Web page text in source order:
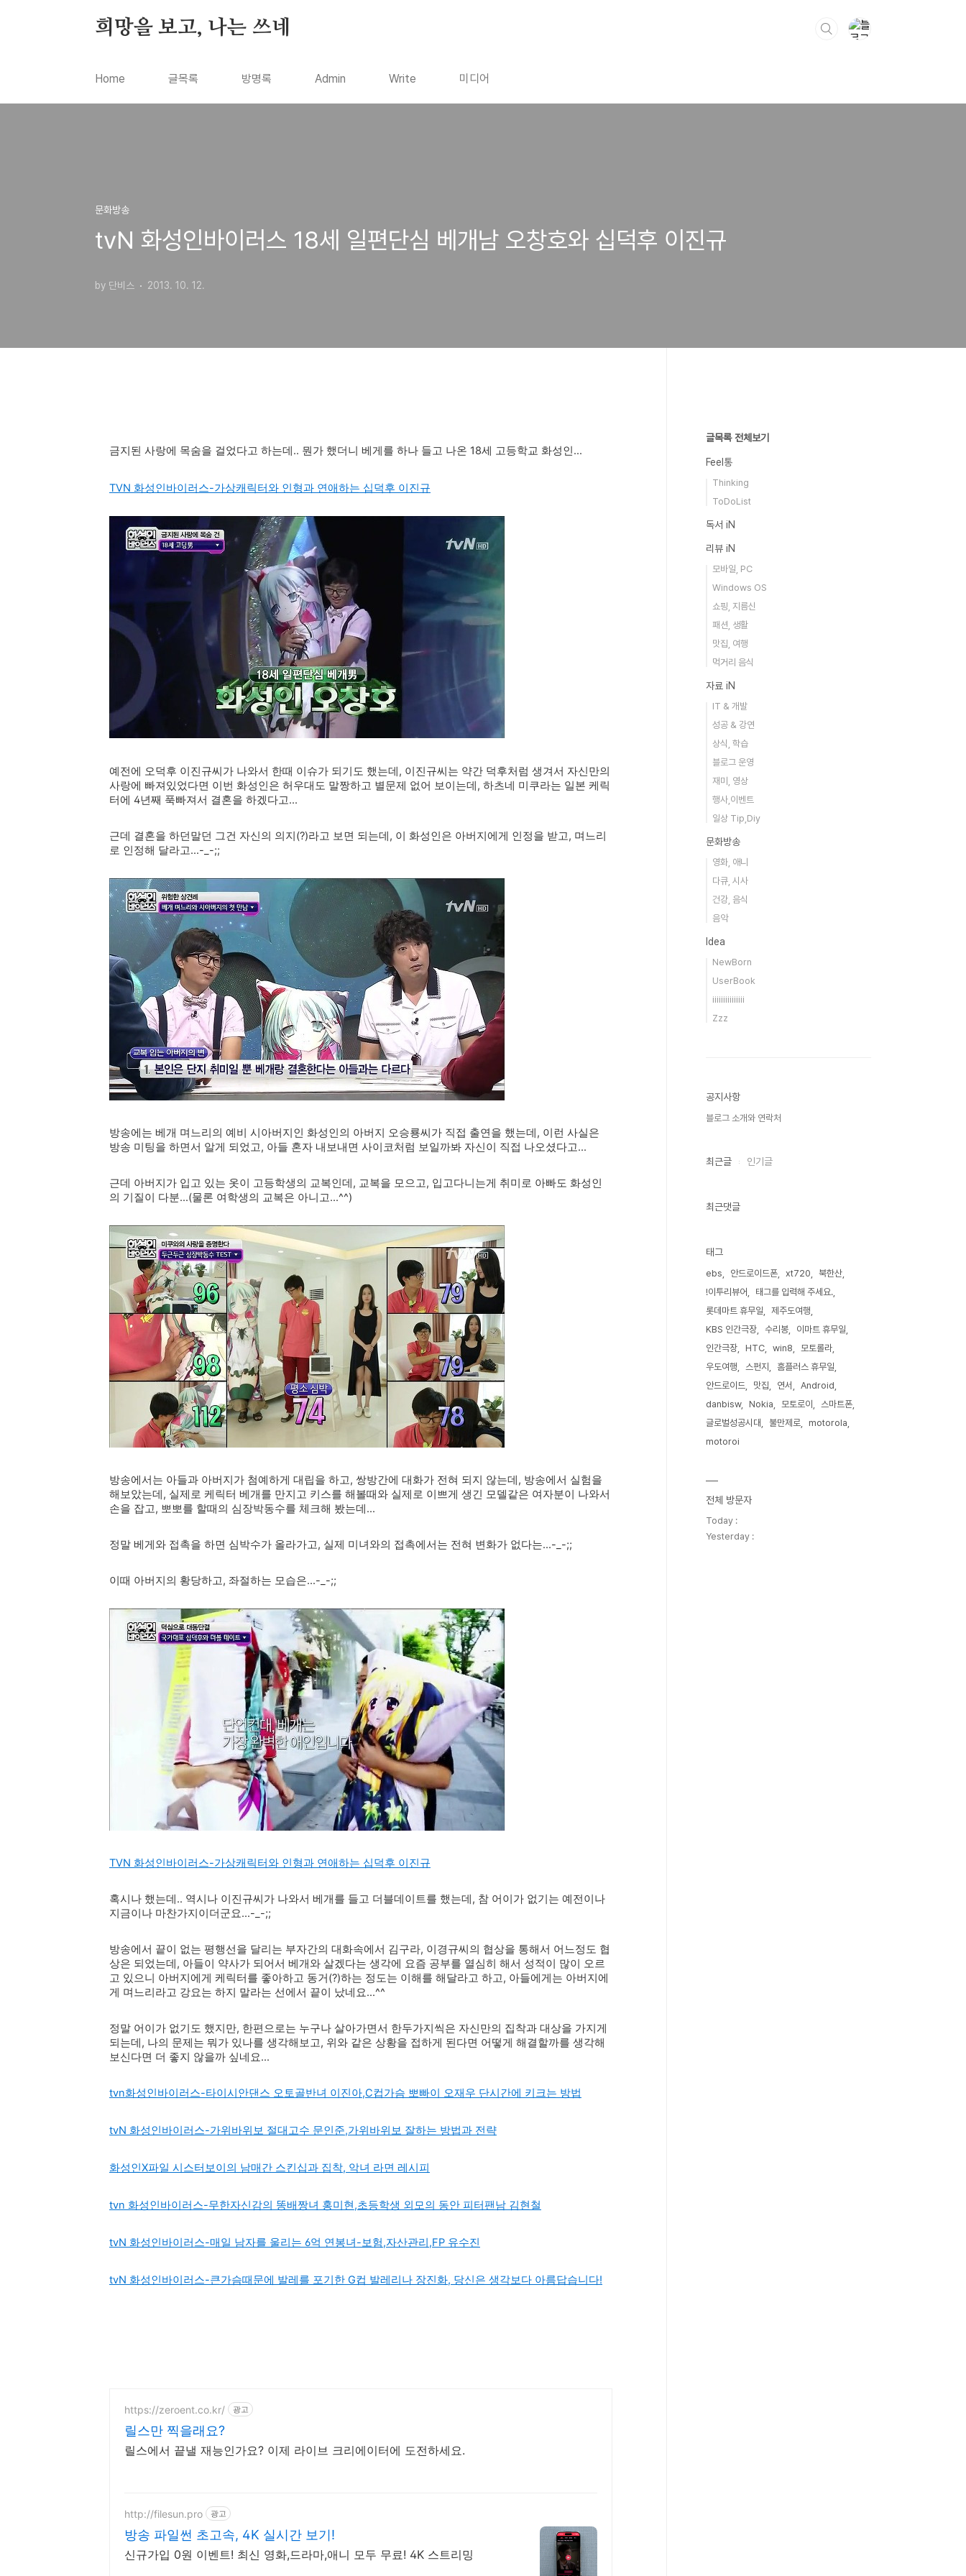
희망을 보고, 나는 쓰네
Home 글목록 방명록 Admin Write 미디어
문화방송
tvN 화성인바이러스 18세 일편단심 베개남 오창호와 십덕후 이진규
by 단비스 2013. 10. 12.
금지된 사랑에 목숨을 걸었다고 하는데.. 뭔가 했더니 베게를 하나 들고 나온 18세 고등학교 화성인...
TVN 화성인바이러스-가상캐릭터와 인형과 연애하는 십덕후 이진규
예전에 오덕후 이진규씨가 나와서 한때 이슈가 되기도 했는데, 이진규씨는 약간 덕후처럼 생겨서 자신만의
사랑에 빠져있었다면 이번 화성인은 허우대도 말짱하고 별문제 없어 보이는데, 하츠네 미쿠라는 일본 케릭
터에 4년째 푹빠져서 결혼을 하겠다고...
근데 결혼을 하던말던 그건 자신의 의지(?)라고 보면 되는데, 이 화성인은 아버지에게 인정을 받고, 며느리
로 인정해 달라고...-_-;;
방송에는 베개 며느리의 예비 시아버지인 화성인의 아버지 오승룡씨가 직접 출연을 했는데, 이런 사실은
방송 미팅을 하면서 알게 되었고, 아들 혼자 내보내면 사이코처럼 보일까봐 자신이 직접 나오셨다고...
근데 아버지가 입고 있는 옷이 고등학생의 교복인데, 교복을 모으고, 입고다니는게 취미로 아빠도 화성인
의 기질이 다분...(물론 여학생의 교복은 아니고...^^)
방송에서는 아들과 아버지가 첨예하게 대립을 하고, 쌍방간에 대화가 전혀 되지 않는데, 방송에서 실험을
해보았는데, 실제로 케릭터 베개를 만지고 키스를 해볼때와 실제로 이쁘게 생긴 모델같은 여자분이 나와서
손을 잡고, 뽀뽀를 할때의 심장박동수를 체크해 봤는데...
정말 베게와 접촉을 하면 심박수가 올라가고, 실제 미녀와의 접촉에서는 전혀 변화가 없다는...-_-;;
이때 아버지의 황당하고, 좌절하는 모습은...-_-;;
TVN 화성인바이러스-가상캐릭터와 인형과 연애하는 십덕후 이진규
혹시나 했는데.. 역시나 이진규씨가 나와서 베개를 들고 더블데이트를 했는데, 참 어이가 없기는 예전이나
지금이나 마찬가지이더군요...-_-;;
방송에서 끝이 없는 평행선을 달리는 부자간의 대화속에서 김구라, 이경규씨의 협상을 통해서 어느정도 협
상은 되었는데, 아들이 약사가 되어서 베개와 살겠다는 생각에 요즘 공부를 열심히 해서 성적이 많이 오르
고 있으니 아버지에게 케릭터를 좋아하고 동거(?)하는 정도는 이해를 해달라고 하고, 아들에게는 아버지에
게 며느리라고 강요는 하지 말라는 선에서 끝이 났네요...^^
정말 어이가 없기도 했지만, 한편으로는 누구나 살아가면서 한두가지씩은 자신만의 집착과 대상을 가지게
되는데, 나의 문제는 뭐가 있나를 생각해보고, 위와 같은 상황을 접하게 된다면 어떻게 해결할까를 생각해
보신다면 더 좋지 않을까 싶네요...
tvn화성인바이러스-타이시안댄스 오토골반녀 이진아,C컵가슴 뽀빠이 오재우 단시간에 키크는 방법
tvN 화성인바이러스-가위바위보 절대고수 문인준,가위바위보 잘하는 방법과 전략
화성인X파일 시스터보이의 남매간 스킨십과 집착, 악녀 라면 레시피
tvn 화성인바이러스-무한자신감의 똥배짱녀 홍미현,초등학생 외모의 동안 피터팬남 김현철
tvN 화성인바이러스-매일 남자를 울리는 6억 연봉녀-보험,자산관리,FP 유수진
tvN 화성인바이러스-큰가슴때문에 발레를 포기한 G컵 발레리나 장진화, 당신은 생각보다 아름답습니다!
https://zeroent.co.kr/ 광고
릴스만 찍을래요?
릴스에서 끝낼 재능인가요? 이제 라이브 크리에이터에 도전하세요.
http://filesun.pro 광고
방송 파일썬 초고속, 4K 실시간 보기!
신규가입 0원 이벤트! 최신 영화,드라마,애니 모두 무료! 4K 스트리밍
글목록 전체보기
Feel통
Thinking
ToDoList
독서 iN
리뷰 iN
모바일, PC
Windows OS
쇼핑, 지름신
패션, 생활
맛집, 여행
먹거리 음식
자료 iN
IT & 개발
성공 & 강연
상식, 학습
블로그 운영
재미, 영상
행사,이벤트
일상 Tip,Diy
문화방송
영화, 애니
다큐, 시사
건강, 음식
음악
Idea
NewBorn
UserBook
iiiiiiiiiiiiiii
Zzz
공지사항
블로그 소개와 연락처
최근글 인기글
최근댓글
태그
ebs 안드로이드폰 xt720
북한산
!이투리뷰어
태그를 입력해 주세요.
롯데마트 휴무일
제주도여행
KBS 인간극장
수리봉
이마트 휴무일
인간극장
HTC win8
모토롤라
우도여행
스펀지
홈플러스 휴무일
안드로이드
맛집 연서
Android
danbisw
Nokia 모토로이
스마트폰
글로벌성공시대
불만제로
motorola
motoroi
전체 방문자
Today :
Yesterday :